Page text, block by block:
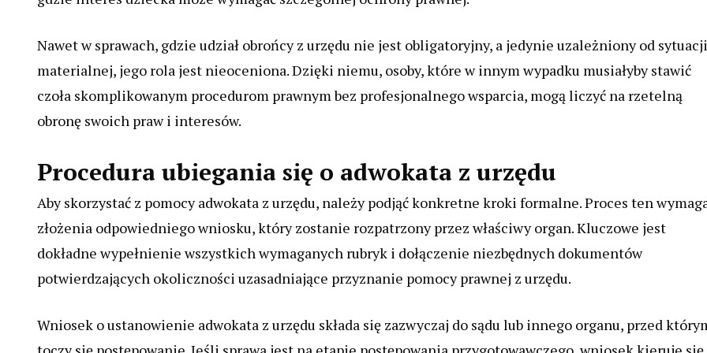
Nawet w sprawach, gdzie udział obrońcy z urzędu nie jest obligatoryjny, a jedynie uzależniony od sytuacji
materialnej, jego rola jest nieoceniona. Dzięki niemu, osoby, które w innym wypadku musiałyby stawić
czoła skomplikowanym procedurom prawnym bez profesjonalnego wsparcia, mogą liczyć na rzetelną
obronę swoich praw i interesów.
Procedura ubiegania się o adwokata z urzędu
Aby skorzystać z pomocy adwokata z urzędu, należy podjąć konkretne kroki formalne. Proces ten
złożenia odpowiedniego wniosku, który zostanie rozpatrzony przez właściwy organ. Kluczowe jest
dokładne wypełnienie wszystkich wymaganych rubryk i dołączenie niezbędnych dokumentów
potwierdzających okoliczności uzasadniające przyznanie pomocy prawnej z urzędu.
Wniosek o ustanowienie adwokata z urzędu składa się zazwyczaj do sądu lub innego organu, przed